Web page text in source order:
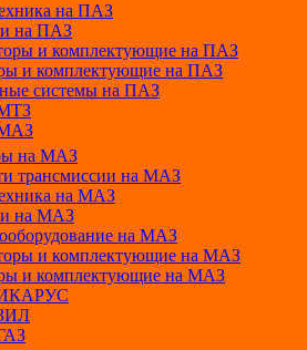
на ПАЗ
на ПАЗ
и комплектующие на ПАЗ
и комплектующие на ПАЗ
системы на ПАЗ
МАЗ
на МАЗ
трансмиссии на МАЗ
на МАЗ
на МАЗ
на МАЗ
и комплектующие на МАЗ
и комплектующие на МАЗ
ИКАРУС